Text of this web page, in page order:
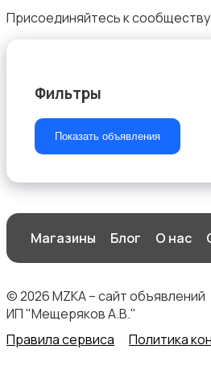
Комплектующие и запчасти
Присоединяйтесь к
Фильтры
Показать объявления
Магазины Блог О нас
© 2026 MZKA – сайт объявлений
ИП "Мещеряков А.В."
Правила сервиса
Политика